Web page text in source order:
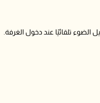
الضوء تلقائيًا عند دخول الغرفة.